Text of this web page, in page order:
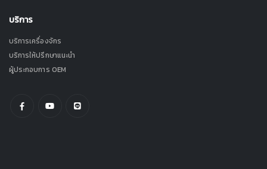
บริการ
บริการเครื่องจักร
บริการให้ปรึกษาแนะนำ
ผู้ประกอบการ OEM